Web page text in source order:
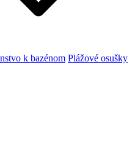
k bazénom Plážové osušky